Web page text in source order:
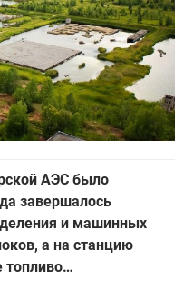
АЭС было
завершалось
и машинных
а на станцию
топливо…